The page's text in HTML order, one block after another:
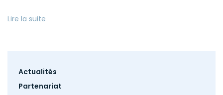
Lire la suite
Footer
Actualités
Partenariat